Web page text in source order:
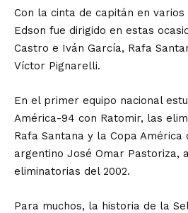
Con la cinta de capitán en
Edson fue dirigido en estas
Castro e Iván García, Rafa
Víctor Pignarelli.
En el primer equipo nacional
América-94 con Ratomir, las
Rafa Santana y la Copa América
argentino José Omar Pastoriza,
eliminatorias del 2002.
Para muchos, la historia de la